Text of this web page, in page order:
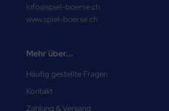
info@spiel-boerse.ch
www.spiel-boerse.ch
Mehr über...
Häufig gestellte Fragen
Kontakt
Zahlung & Versand